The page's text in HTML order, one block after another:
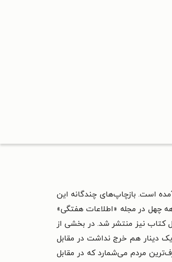
کتاب آمده است. بازچاپ‌های چندگانه این
از دهه بیست تا اواخر دهه چهل در مجله «اطلاعات هفتگی»
کتاب نیز منتشر شد. در بخشی از
دینار هم خرج نداشت در مقابل
مردم می‌شمارد که در مقابل